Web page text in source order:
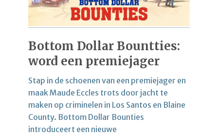
Bottom Dollar Bountties:
word een premiejager
Stap in de schoenen van een premiejager en
maak Maude Eccles trots door jacht te
maken op criminelen in Los Santos en Blaine
County. Bottom Dollar Bounties
introduceert een nieuwe